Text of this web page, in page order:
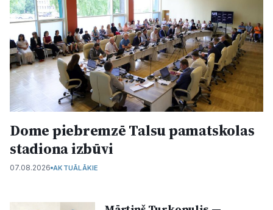
Sports
Kultūra
Bizness
Video
Dome piebremzē Talsu pamatskolas
stadiona izbūvi
07.08.2026 AKTUĀLĀKIE